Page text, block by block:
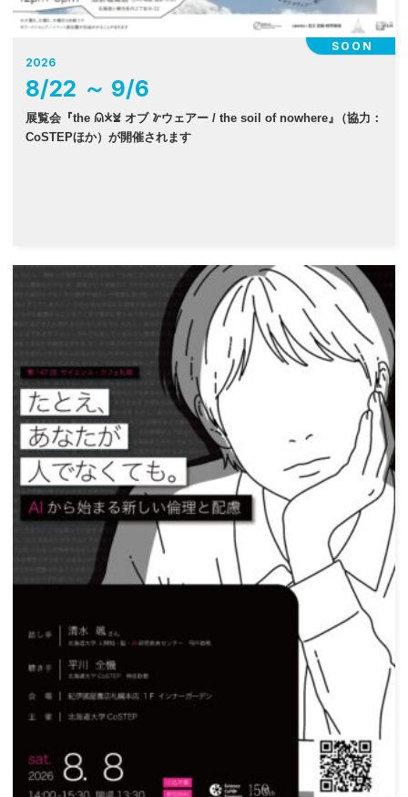
SOON
2026
8/22 ～ 9/6
展覧会『the 𐠫𐠂𐠓 オブ 𐠜ウェアー / the soil of nowhere 』
（協力：
CoSTEPほか）が開催されます